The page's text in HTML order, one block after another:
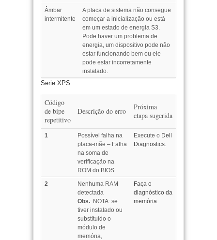
Âmbar
intermitente
A placa de sistema não consegue
começar a inicialização ou está
em um estado de energia S3.
Pode haver um problema de
energia, um dispositivo pode não
estar funcionando bem ou ele
pode estar incorretamente
instalado.
Serie XPS
Código
de bipe
repetitivo
Descrição do erro
Próxima
etapa sugerida
1
Possível falha na
placa-mãe – Falha
na soma de
verificação na
ROM do BIOS
Execute o Dell
Diagnostics.
2
Nenhuma RAM
detectada
Obs.: NOTA: se
tiver instalado ou
substituído o
módulo de
memória,
Faça o
diagnóstico da
memória.